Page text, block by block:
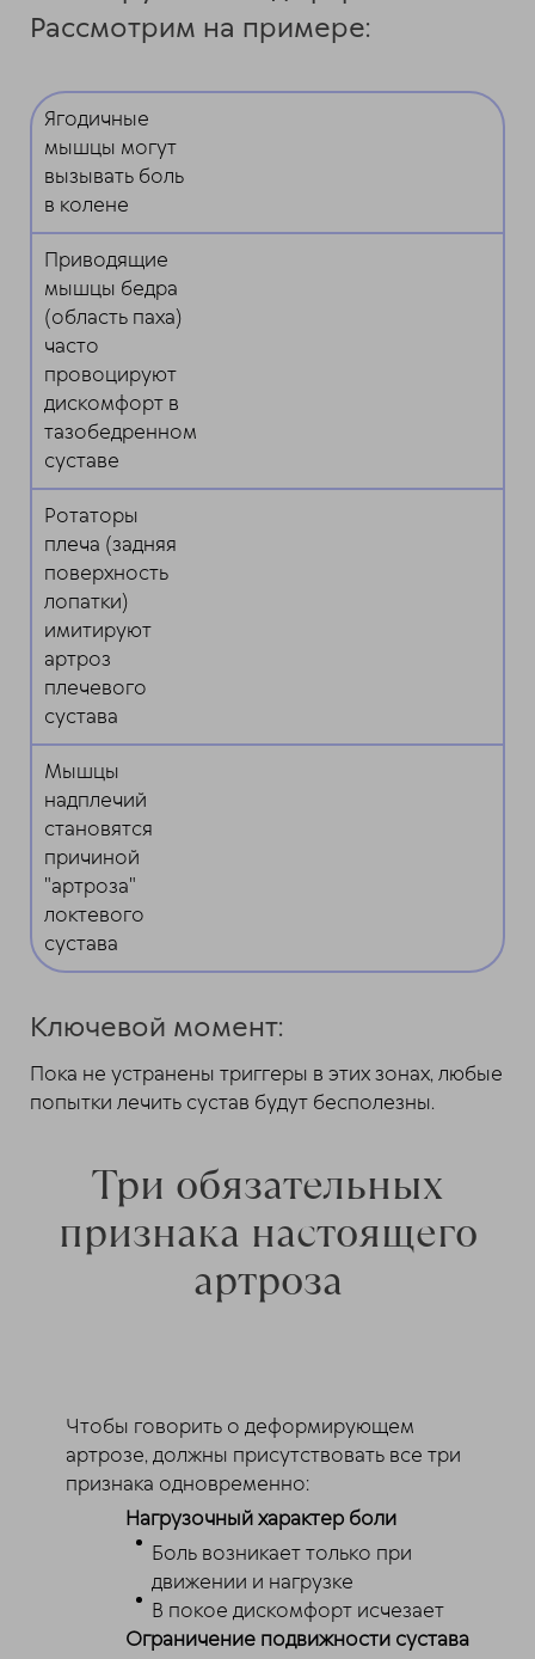
Рассмотрим на примере:
Ягодичные
мышцы могут
вызывать боль
в колене
Приводящие
мышцы бедра
(область паха)
часто
провоцируют
дискомфорт в
тазобедренном
суставе
Ротаторы
плеча (задняя
поверхность
лопатки)
имитируют
артроз
плечевого
сустава
Мышцы
надплечий
становятся
причиной
"артроза"
локтевого
сустава
Ключевой момент:
Пока не устранены триггеры в этих зонах, любые
попытки лечить сустав будут бесполезны.
Три обязательных
признака настоящего
артроза
Чтобы говорить о деформирующем
артрозе, должны присутствовать все три
признака одновременно:
Нагрузочный характер боли
Боль возникает только при
движении и нагрузке
В покое дискомфорт исчезает
Ограничение подвижности сустава